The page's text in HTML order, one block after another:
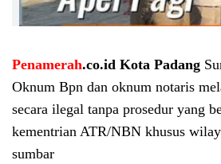
Penamerah.co.id Kota Padang
Oknum Bpn dan oknum notaris
secara ilegal tanpa prosedur yang
kementrian ATR/NBN khusus
sumbar